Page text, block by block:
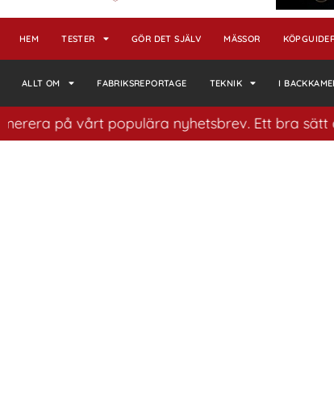
HEM TESTER GÖR DET SJÄLV MÄSSOR
ALLT OM FABRIKSREPORTAGE TEKNIK I
vårt populära nyhetsbrev. Ett bra sätt att ha